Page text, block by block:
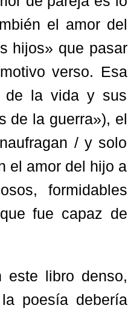
el amor del
hijos» que pasar
verso. Esa
de la vida y sus
de la guerra»), el
/ y solo
el amor del hijo a
formidables
fue capaz de
este libro denso,
poesía debería